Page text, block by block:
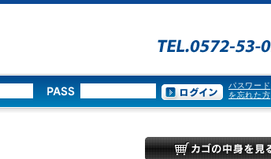
パスワード
を忘れた方